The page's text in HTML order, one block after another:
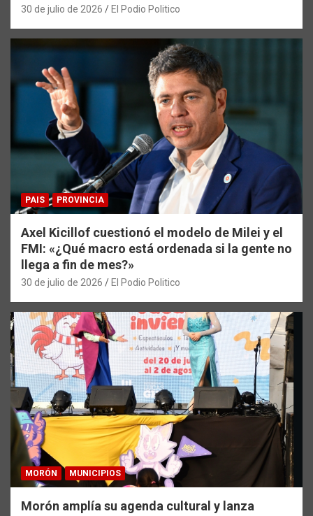
30 de julio de 2026 El Podio Politico
PAIS PROVINCIA
Axel Kicillof cuestionó el modelo de Milei y el
FMI: «¿Qué macro está ordenada si la gente no
llega a fin de mes?»
30 de julio de 2026 El Podio Politico
MORÓN MUNICIPIOS
Morón amplía su agenda cultural y lanza